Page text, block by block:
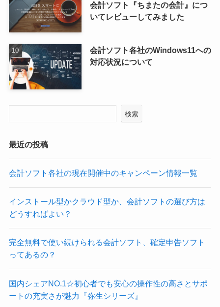
会計ソフト『ちまたの会計』につ
いてレビューしてみました
会計ソフト各社のWindows11への
対応状況について
検索
最近の投稿
会計ソフト各社の現在開催中のキャンペーン情報一覧
インストール型かクラウド型か、会計ソフトの選び方は
どうすればよい？
完全無料で使い続けられる会計ソフト、確定申告ソフト
ってあるの？
国内シェアNO.1☆初心者でも安心の操作性の高さとサポ
ートの充実さが魅力『弥生シリーズ』